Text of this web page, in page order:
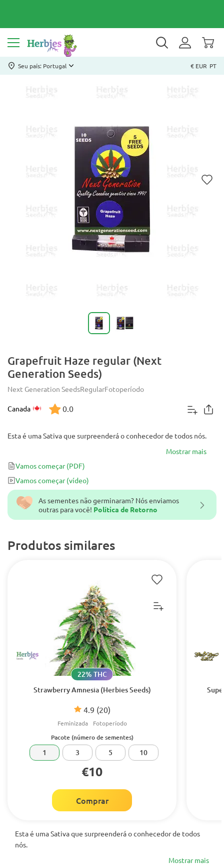
Seu país: Portugal € EUR PT
Grapefruit Haze regular (Next
Generation Seeds)
Next Generation SeedsRegularFotoperíodo
Canada 0.0
As sementes não germinaram? Nós enviamos
outras para você! Política de Retorno
Produtos similares
Strawberry Amnesia (Herbies Seeds)
4.9 (20)
22% THC
Feminizada Fotoperíodo
Pacote (número de sementes)
1 3 5 10
€10
Comprar
Esta é uma Sativa que surpreenderá o conhecedor de todos
nós.
Mostrar mais
Esta é uma Sativa que surpreenderá o conhecedor de todos nós.
Mostrar mais
Vamos começar (PDF)
Vamos começar(vídeo)